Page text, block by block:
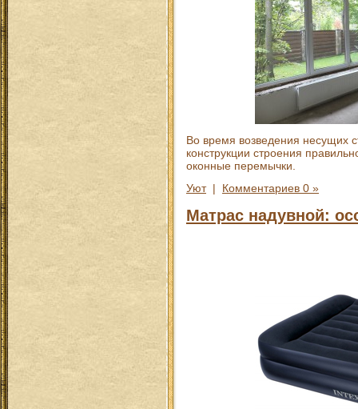
Во время возведения несущих
конструкции строения
оконные перемычки.
Уют| Комментариев 0 »
Матрас надувной: